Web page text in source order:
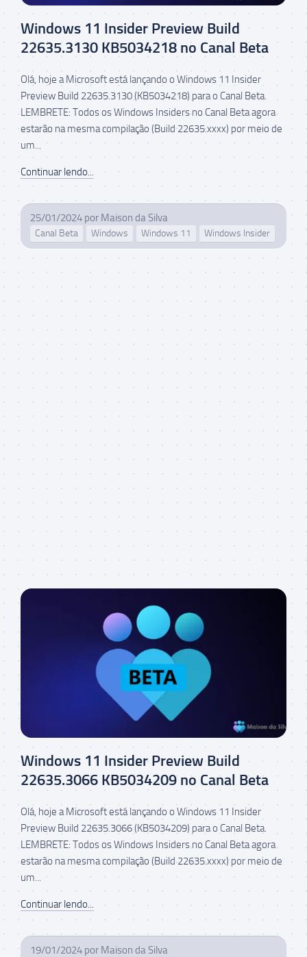
Windows 11 Insider Preview Build
22635.3130 KB5034218 no Canal Beta
Olá, hoje a Microsoft está lançando o Windows 11 Insider
Preview Build 22635.3130 (KB5034218) para o Canal Beta.
LEMBRETE: Todos os Windows Insiders no Canal Beta agora
estarão na mesma compilação (Build 22635.xxxx) por meio de
um...
Continuar lendo...
25/01/2024 por Maison da Silva
Canal Beta Windows Windows 11 Windows Insider
Windows 11 Insider Preview Build
22635.3066 KB5034209 no Canal Beta
Olá, hoje a Microsoft está lançando o Windows 11 Insider
Preview Build 22635.3066 (KB5034209) para o Canal Beta.
LEMBRETE: Todos os Windows Insiders no Canal Beta agora
estarão na mesma compilação (Build 22635.xxxx) por meio de
um...
Continuar lendo...
19/01/2024 por Maison da Silva